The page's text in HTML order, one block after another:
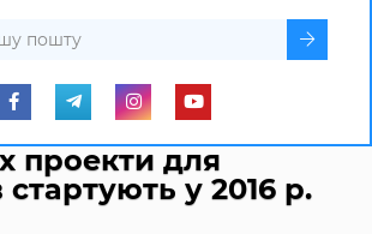
проекти для
у 2016 р.